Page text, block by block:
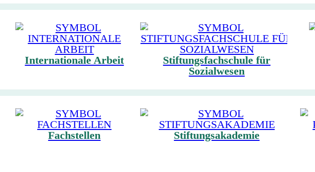
Internationale Arbeit
Stiftungsfachschule für
Sozialwesen
Fachstellen Stiftungsakademie